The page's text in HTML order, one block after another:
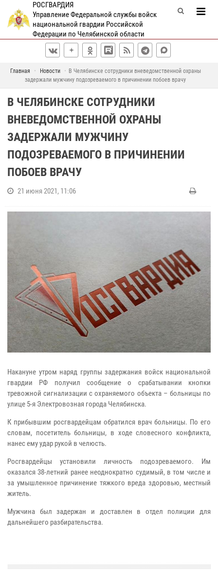
РОСГВАРДИЯ
Управление Федеральной службы войск
национальной гвардии Российской
Федерации по Челябинской области
Главная Новости
В Челябинске сотрудники вневедомственной охраны
задержали мужчину подозреваемого в причинении побоев врачу
В ЧЕЛЯБИНСКЕ СОТРУДНИКИ
ВНЕВЕДОМСТВЕННОЙ ОХРАНЫ
ЗАДЕРЖАЛИ МУЖЧИНУ
ПОДОЗРЕВАЕМОГО В ПРИЧИНЕНИИ
ПОБОЕВ ВРАЧУ
21 июня 2021, 11:06
Накануне утром наряд группы задержания войск национальной
гвардии РФ получил сообщение о срабатывании кнопки
тревожной сигнализации с охраняемого объекта – больницы по
улице 5-я Электровозная города Челябинска.
К прибывшим росгвардейцам обратился врач больницы. По его
словам, посетитель больницы, в ходе словесного конфликта,
нанес ему удар рукой в челюсть.
Росгвардейцы установили личность подозреваемого. Им
оказался 38-летний ранее неоднократно судимый, в том числе и
за умышленное причинение тяжкого вреда здоровью, местный
житель.
Мужчина был задержан и доставлен в отдел полиции для
дальнейшего разбирательства.